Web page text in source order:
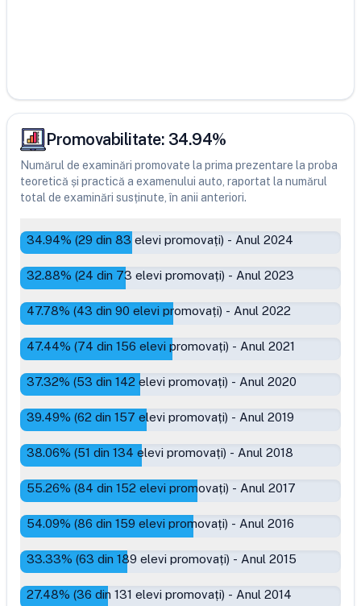
Promovabilitate: 34.94%
Numărul de examinări promovate la prima prezentare la proba
teoretică și practică a examenului auto, raportat la numărul
total de examinări susținute, în anii anteriori.
34.94% (29 din 83 elevi promovați) - Anul 2024
32.88% (24 din 73 elevi promovați) - Anul 2023
47.78% (43 din 90 elevi promovați) - Anul 2022
47.44% (74 din 156 elevi promovați) - Anul 2021
37.32% (53 din 142 elevi promovați) - Anul 2020
39.49% (62 din 157 elevi promovați) - Anul 2019
38.06% (51 din 134 elevi promovați) - Anul 2018
55.26% (84 din 152 elevi promovați) - Anul 2017
54.09% (86 din 159 elevi promovați) - Anul 2016
33.33% (63 din 189 elevi promovați) - Anul 2015
27.48% (36 din 131 elevi promovați) - Anul 2014